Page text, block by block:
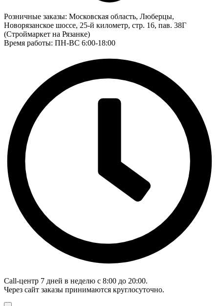
Розничные заказы: Московская область, Люберцы,
Новорязанское шоссе, 25-й километр, стр. 16, пав. 38Г
(Строймаркет на Рязанке)
Время работы: ПН-ВС 6:00-18:00
Call-центр 7 дней в неделю с 8:00 до 20:00.
Через сайт заказы принимаются круглосуточно.